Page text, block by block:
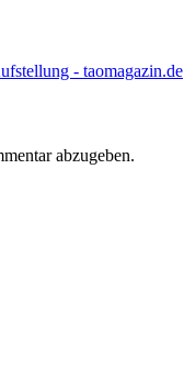
- taomagazin.de
abzugeben.